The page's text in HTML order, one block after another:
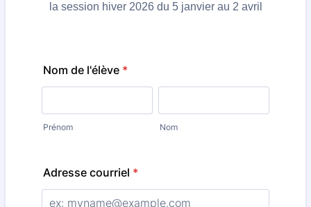
la session hiver 2026 du 5 janvier au 2 avril
Nom de l'élève *
Prénom Nom
Adresse courriel *